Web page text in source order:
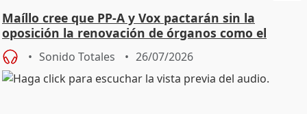
Maíllo cree que PP-A y Vox pactarán sin la
oposición la renovación de órganos como el
Defensor
Sonido Totales 26/07/2026